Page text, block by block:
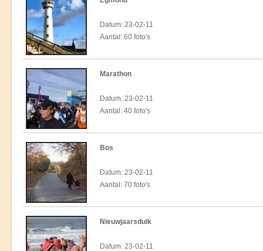
Datum: 23-02-11
Aantal: 60 foto's
Marathon
Datum: 23-02-11
Aantal: 40 foto's
Bos
Datum: 23-02-11
Aantal: 70 foto's
Nieuwjaarsduik
Datum: 23-02-11